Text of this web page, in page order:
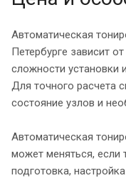
Автоматическая
Петербурге зависит
сложности установки
Для точного расчета
состояние узлов и
Автоматическая
может меняться, если
подготовка,